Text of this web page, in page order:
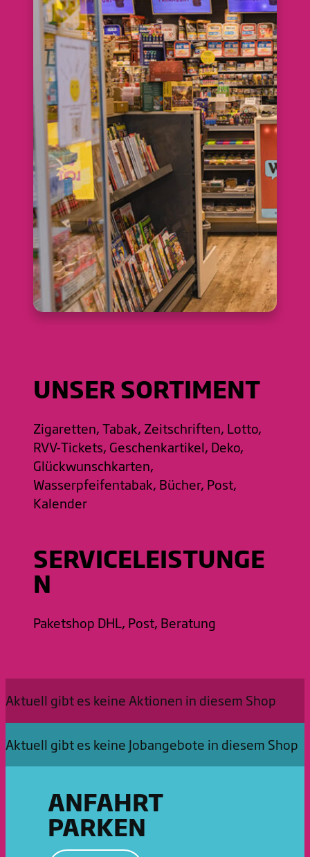
UNSER SORTIMENT
Zigaretten, Tabak, Zeitschriften, Lotto,
RVV-Tickets, Geschenkartikel, Deko,
Glückwunschkarten,
Wasserpfeifentabak, Bücher, Post,
Kalender
SERVICELEISTUNGE
N
Paketshop DHL, Post, Beratung
Aktuell gibt es keine Aktionen in diesem Shop
Aktuell gibt es keine Jobangebote in diesem Shop
ANFAHRT
PARKEN